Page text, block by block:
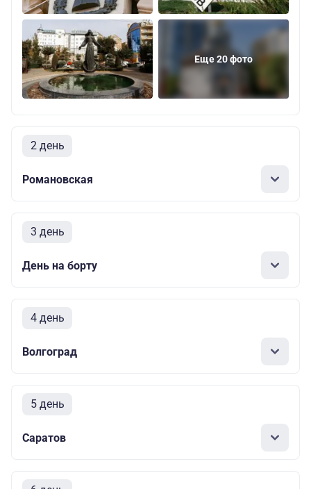
Еще 20 фото
2 день
Романовская
3 день
День на борту
4 день
Волгоград
5 день
Саратов